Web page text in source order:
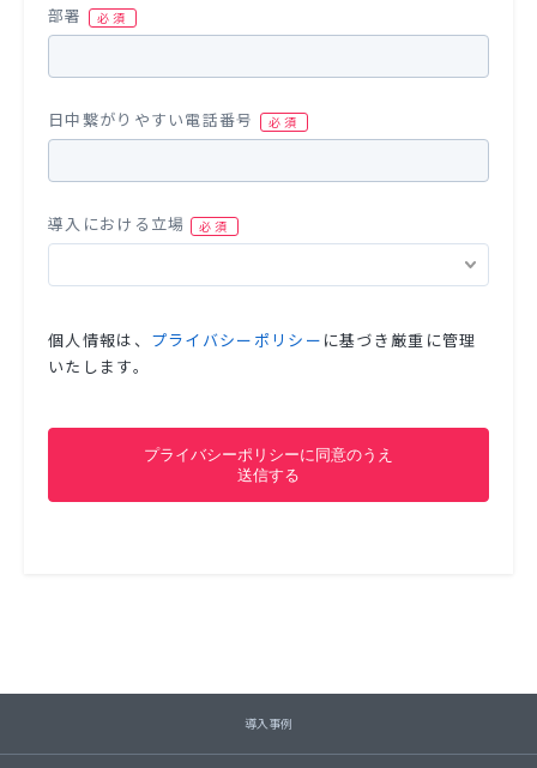
部署
日中繋がりやすい電話番号
導入における立場
個人情報は、 プライバシーポリシー に基づき厳重に管理
いたします。
導入事例